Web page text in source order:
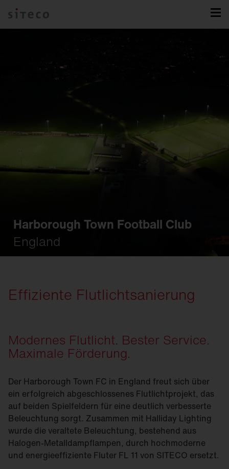
Harborough Town Football Club
England
Effiziente Flutlichtsanierung
Modernes Flutlicht. Bester Service.
Maximale Förderung.
Der Harborough Town FC in England freut sich über
ein erfolgreich abgeschlossenes Flutlichtprojekt, das
auf beiden Spielfeldern für eine deutlich verbesserte
Beleuchtung sorgt. Zusammen mit Halliday Lighting
wurde die veraltete Beleuchtung, bestehend aus
Halogen-Metalldampflampen, durch hochmoderne
und energieeffiziente Fluter FL 11 von SITECO ersetzt.